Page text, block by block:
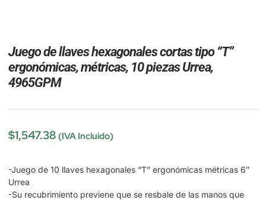
Juego de llaves hexagonales cortas tipo “T”
ergonómicas, métricas, 10 piezas Urrea,
4965GPM
$1,547.38 (IVA Incluido)
-Juego de 10 llaves hexagonales “T” ergonómicas métricas 6″
Urrea
-Su recubrimiento previene que se resbale de las manos que